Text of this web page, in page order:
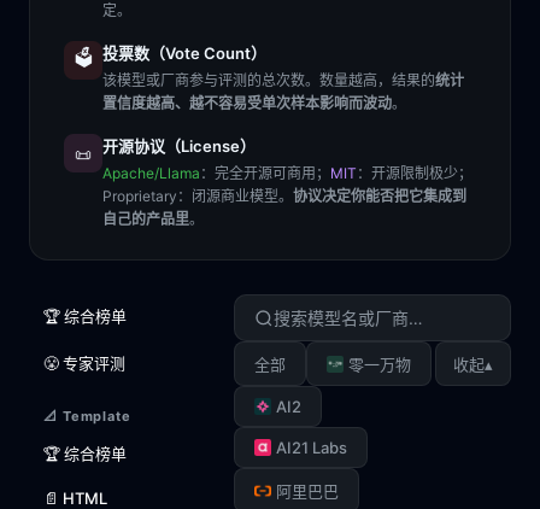
定。
🗳️ 投票数（Vote Count）
该模型或厂商参与评测的总次数。数量越高，结果的统计
置信度越高、越不容易受单次样本影响而波动。
📜 开源协议（License）
Apache/Llama ：完全开源可商用； MIT ：开源限制极少；
Proprietary ：闭源商业模型。 协议决定你能否把它集成到
自己的产品里。
🏆 综合榜单
😤 专家评测
📐 Template
🏆 综合榜单
📄 HTML
全部 零一万物
AI2
AI21 Labs
阿里巴巴
收起▴